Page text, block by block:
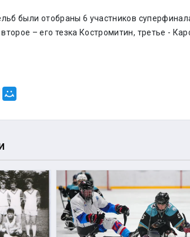
были отобраны 6 участников
– его тезка Костромитин, третье -